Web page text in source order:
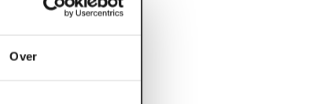
Over
(zakelijk)